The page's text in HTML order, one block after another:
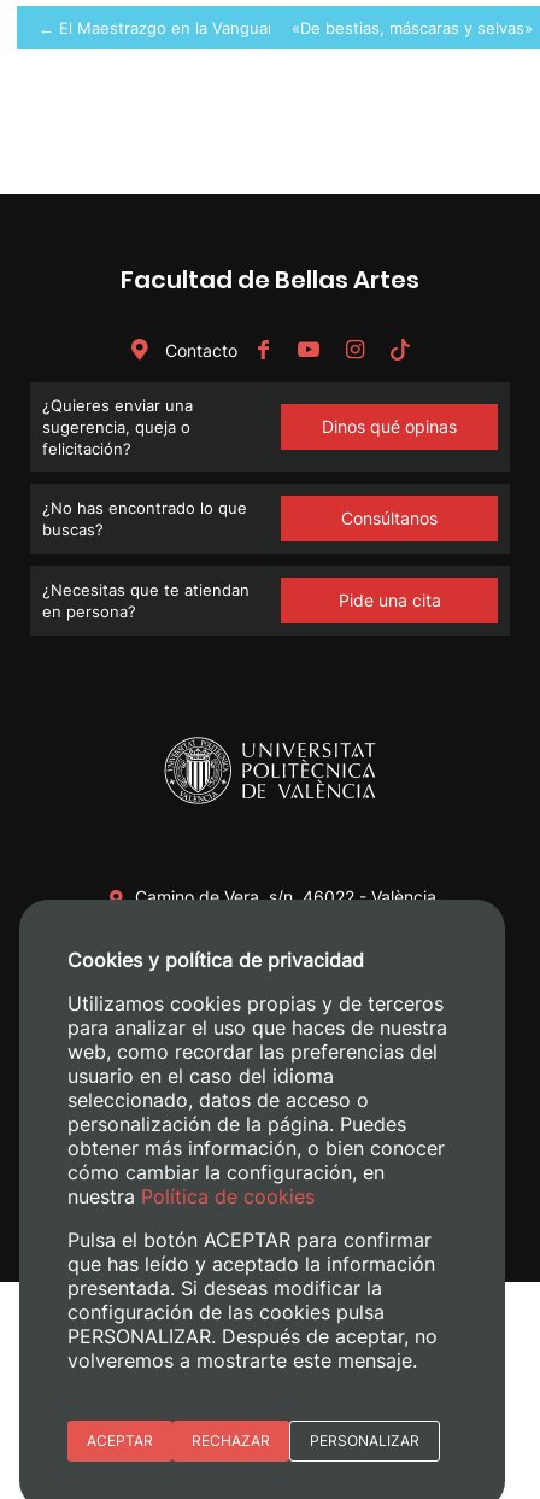
Navegación
de
← El Maestrazgo en la Vanguardia Contemporánea
«De bestias, máscaras y
Facultad de Bellas Artes
Contacto
¿Quieres enviar una
sugerencia, queja o
felicitación?
Dinos qué opinas
¿No has encontrado lo que
buscas?
Consúltanos
¿Necesitas que te atiendan
en persona?
Pide una cita
Camino de Vera, s/n. 46022 - València
+34 620 04 00 50
Aviso legal
Política de cookies
Gestionar cookies
Cookies y política de privacidad
Utilizamos cookies propias y de terceros
para analizar el uso que haces de nuestra
web, como recordar las preferencias del
usuario en el caso del idioma
seleccionado, datos de acceso o
personalización de la página. Puedes
obtener más información, o bien conocer
cómo cambiar la configuración, en
nuestra Política de cookies
Pulsa el botón ACEPTAR para confirmar
que has leído y aceptado la información
presentada. Si deseas modificar la
configuración de las cookies pulsa
PERSONALIZAR. Después de aceptar, no
volveremos a mostrarte este mensaje.
Esenciales
ACEPTAR RECHAZAR PERSONALIZAR